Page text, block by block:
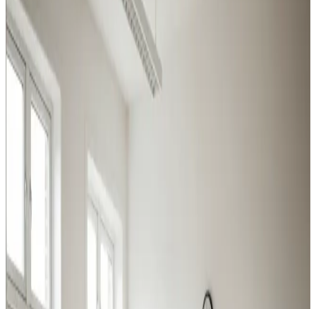
Alle erhvervstyper i Viborg kan få den rette ventilation
hos os — vi rådgiver om central kontra decentral og om
proces- kontra komfortventilation.
Procesventilation
Udsugning ved svejsning, slibning og kemikalier i Viborg.
Overholder Arbejdstilsynets krav.
Læs mere